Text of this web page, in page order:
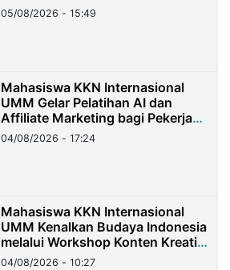
05/08/2026 - 15:49
Mahasiswa KKN Internasional
UMM Gelar Pelatihan AI dan
Affiliate Marketing bagi Pekerja
Migran Indonesia di Taiwan
04/08/2026 - 17:24
Mahasiswa KKN Internasional
UMM Kenalkan Budaya Indonesia
melalui Workshop Konten Kreatif
di Taiwan
04/08/2026 - 10:27